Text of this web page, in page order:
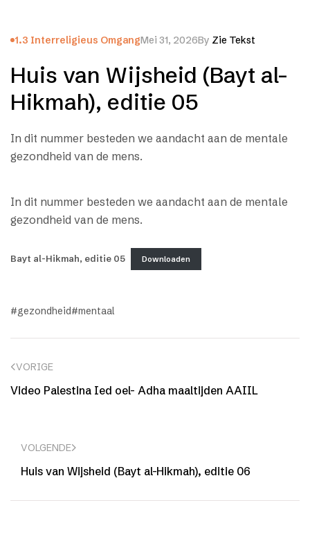
1.3 Interreligieus OmgangMei 31, 2026By Zie Tekst
Huis van Wijsheid (Bayt al-
Hikmah), editie 05
In dit nummer besteden we aandacht aan de mentale
gezondheid van de mens.
In dit nummer besteden we aandacht aan de mentale
gezondheid van de mens.
Bayt al-Hikmah, editie 05 Downloaden
gezondheid mentaal
VORIGE
Video Palestina Ied oel- Adha maaltijden AAIIL
VOLGENDE
Huis van Wijsheid (Bayt al-Hikmah), editie 06